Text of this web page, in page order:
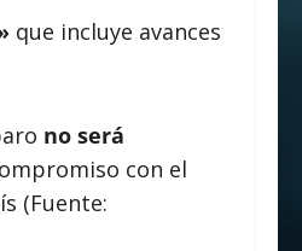
que incluye avances
no será
con el
(Fuente: